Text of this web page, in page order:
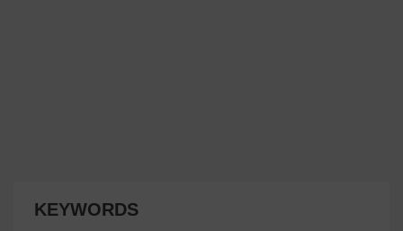
KEYWORDS